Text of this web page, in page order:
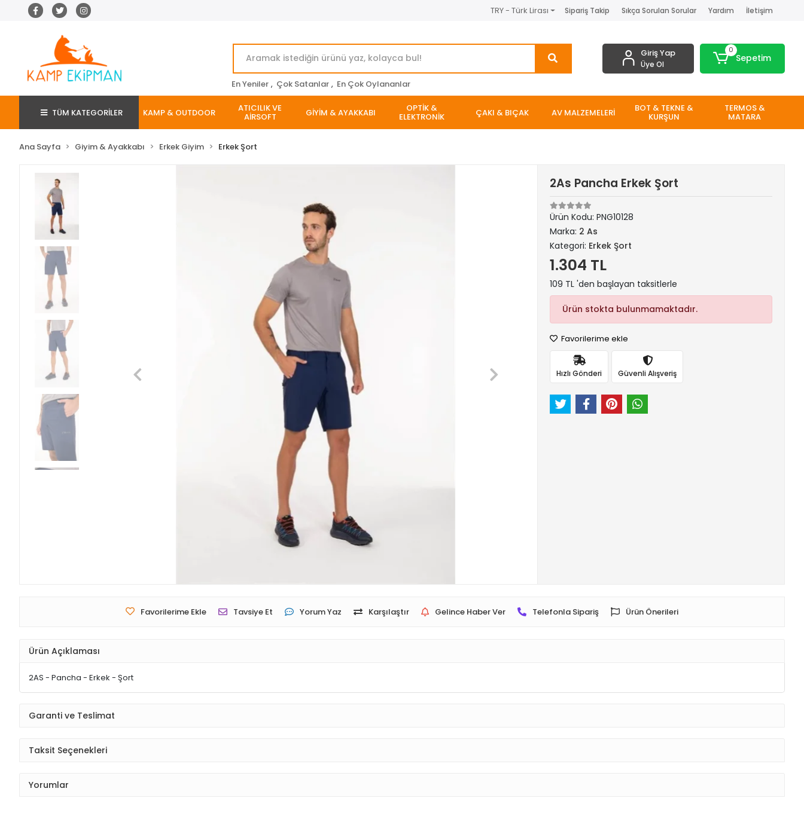
TRY - Türk Lirası Sipariş Takip Sıkça Sorulan Sorular Yardım İletişim
En Yeniler , Çok Satanlar , En Çok Oylananlar
Giriş Yap
Üye Ol
0
Sepetim
TÜM KATEGORİLER KAMP & OUTDOOR ATICILIK VE
AİRSOFT GİYİM & AYAKKABI OPTİK &
ELEKTRONİK ÇAKI & BIÇAK AV MALZEMELERİ BOT & TEKNE &
KURŞUN
TERMOS &
MATARA
Ana Sayfa Giyim & Ayakkabı Erkek Giyim Erkek Şort
2As Pancha Erkek Şort
Ürün Kodu:PNG10128
Marka: 2 As
Kategori: Erkek Şort
1.304 TL
109 TL 'den başlayan taksitlerle
Ürün stokta bulunmamaktadır.
Favorilerime ekle
Hızlı Gönderi Güvenli Alışveriş
Favorilerime Ekle Tavsiye Et Yorum Yaz Karşılaştır Gelince Haber Ver Telefonla Sipariş Ürün Önerileri
Ürün Açıklaması
2AS - Pancha - Erkek - Şort
Garanti ve Teslimat
Taksit Seçenekleri
Yorumlar